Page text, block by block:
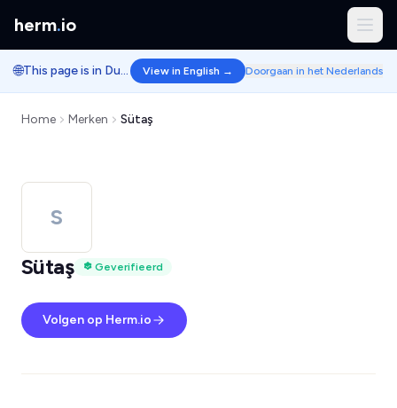
herm.io
🌐 This page is in Dutch. View in English → Doorgaan in het Nederlands
Home Merken Sütaş
S
Sütaş
Geverifieerd
Volgen op Herm.io